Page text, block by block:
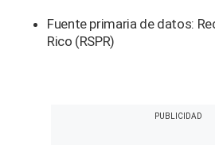
Fuente primaria de datos:
Rico (RSPR)